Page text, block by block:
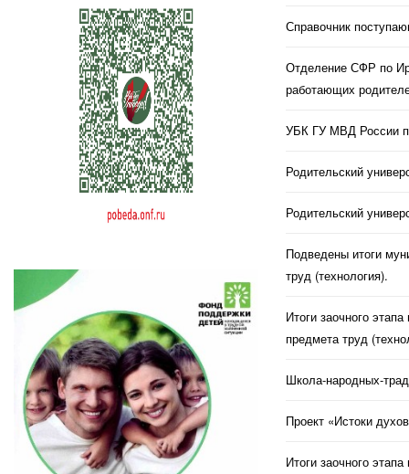
Справочник
Отделение СФР по
работающих
УБК ГУ МВД России
Родительский
Родительский
Подведены итоги
труд (технология).
Итоги заочного
предмета труд
Школа-народных-
Проект «Истоки
Итоги заочного